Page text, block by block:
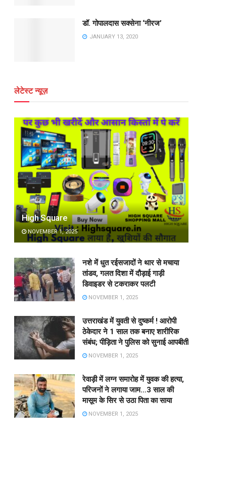
डॉ. गोपालदास सक्सेना ‘नीरज’
JANUARY 13, 2020
लेटेस्ट न्यूज़
High Square
NOVEMBER 1, 2025
नशे में धुत रईसजादों ने थार से मचाया
तांडव, गलत दिशा में दौड़ाई गाड़ी
डिवाइडर से टकराकर पलटी
NOVEMBER 1, 2025
उत्तराखंड में युवती से दुष्कर्म ! आरोपी
ठेकेदार ने 1 साल तक बनाए शारीरिक
संबंध; पीड़िता ने पुलिस को सुनाई आपबीती
NOVEMBER 1, 2025
रेवाड़ी में लग्न समारोह में युवक की हत्या,
परिजनों ने लगाया जाम…3 साल की
मासूम के सिर से उठा पिता का साया
NOVEMBER 1, 2025